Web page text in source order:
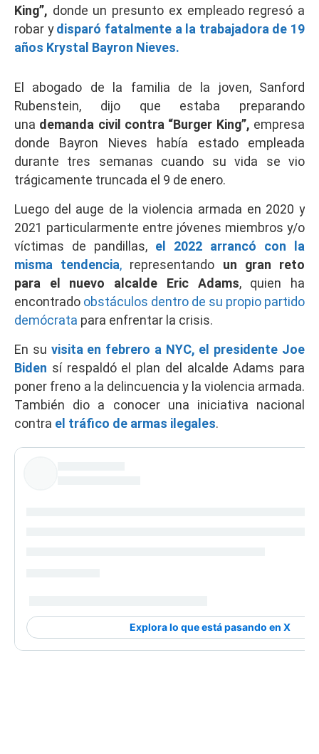
King”, donde un presunto ex empleado regresó a
robar ydisparó fatalmente a la trabajadora de 19
años Krystal Bayron Nieves.
El abogado de la familia de la joven, Sanford
Rubenstein, dijo que estaba preparando
una demanda civil contra “Burger King”, empresa
donde Bayron Nieves había estado empleada
durante tres semanas cuando su vida se vio
trágicamente truncada el 9 de enero.
Luego del auge de la violencia armada en 2020 y
2021 particularmente entre jóvenes miembros y/o
víctimas de pandillas, el 2022 arrancó con la
misma tendencia, representando un gran reto
para el nuevo alcalde Eric Adams, quien ha
encontrado obstáculos dentro de su propio partido
demócrata para enfrentar la crisis.
En su visita en febrero a NYC, el presidente Joe
Biden sí respaldó el plan del alcalde Adams para
poner freno a la delincuencia y la violencia armada.
También dio a conocer una iniciativa nacional
contra el tráfico de armas ilegales.